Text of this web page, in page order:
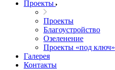
Проекты
Проекты
Благоустройство
Озеленение
Проекты «под ключ»
Галерея
Контакты